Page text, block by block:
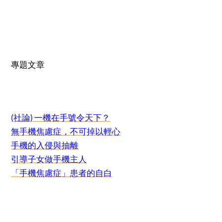
專題文章
(社論) 一機在手號令天下？
無手機焦慮症，不可掉以輕心
手機的入侵與抽離
引導子女做手機主人
「手機焦慮症」患者的自白